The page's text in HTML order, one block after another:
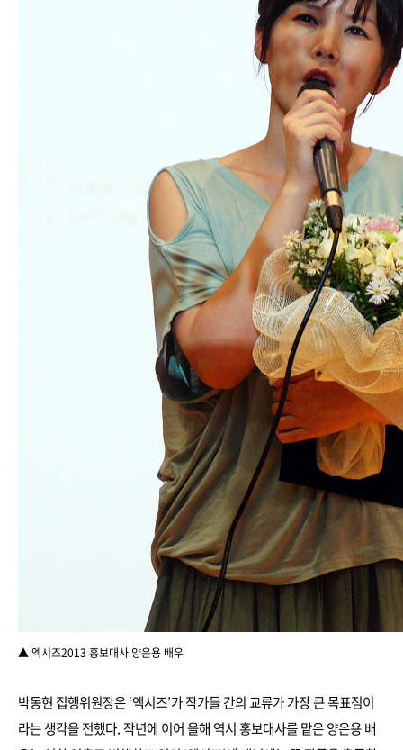
▲ 엑시즈2013 홍보대사 양은용 배우
박동현 집행위원장은 ‘엑시즈’가 작가들 간의 교류가 가장 큰 목표점이
라는 생각을 전했다. 작년에 이어 올해 역시 홍보대사를 맡은 양은용 배